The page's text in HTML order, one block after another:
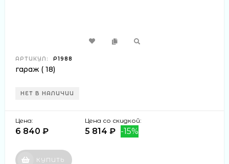
АРТИКУЛ: Р1988
гараж ( 18)
НЕТ В НАЛИЧИИ
Цена:
6 840 ₽
Цена со скидкой:
5 814 ₽ -15%
КУПИТЬ